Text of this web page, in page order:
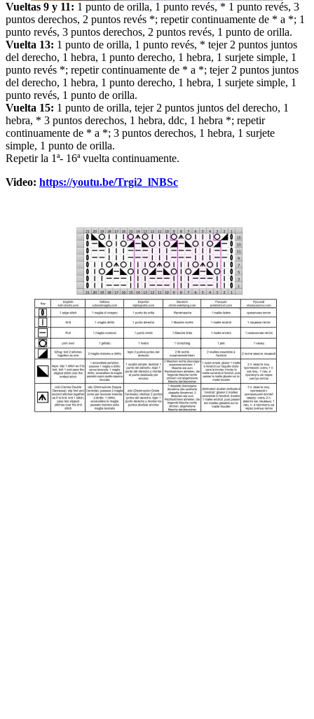
Vueltas 9 y 11: 1 punto de orilla, 1 punto revés, * 1 punto revés, 3
puntos derechos, 2 puntos revés *; repetir continuamente de * a *; 1
punto revés, 3 puntos derechos, 2 puntos revés, 1 punto de orilla.
Vuelta 13: 1 punto de orilla, 1 punto revés, * tejer 2 puntos juntos
del derecho, 1 hebra, 1 punto derecho, 1 hebra, 1 surjete simple, 1
punto revés *; repetir continuamente de * a *; tejer 2 puntos juntos
del derecho, 1 hebra, 1 punto derecho, 1 hebra, 1 surjete simple, 1
punto revés, 1 punto de orilla.
Vuelta 15: 1 punto de orilla, tejer 2 puntos juntos del derecho, 1
hebra, * 3 puntos derechos, 1 hebra, ddc, 1 hebra *; repetir
continuamente de * a *; 3 puntos derechos, 1 hebra, 1 surjete
simple, 1 punto de orilla.
Repetir la 1ª- 16ª vuelta continuamente.
Video: https://youtu.be/Trgi2_lNBSc